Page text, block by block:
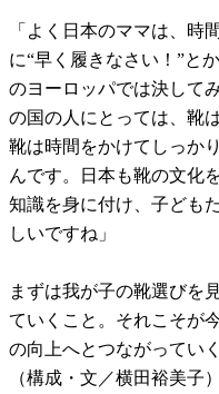
「よく日本のママは、時
に“早く履きなさい！”と
のヨーロッパでは決して
の国の人にとっては、靴
靴は時間をかけてしっか
んです。日本も靴の文化
知識を身に付け、子ども
しいですね」
まずは我が子の靴選びを
ていくこと。それこそが
の向上へとつながってい
（構成・文／横田裕美子）